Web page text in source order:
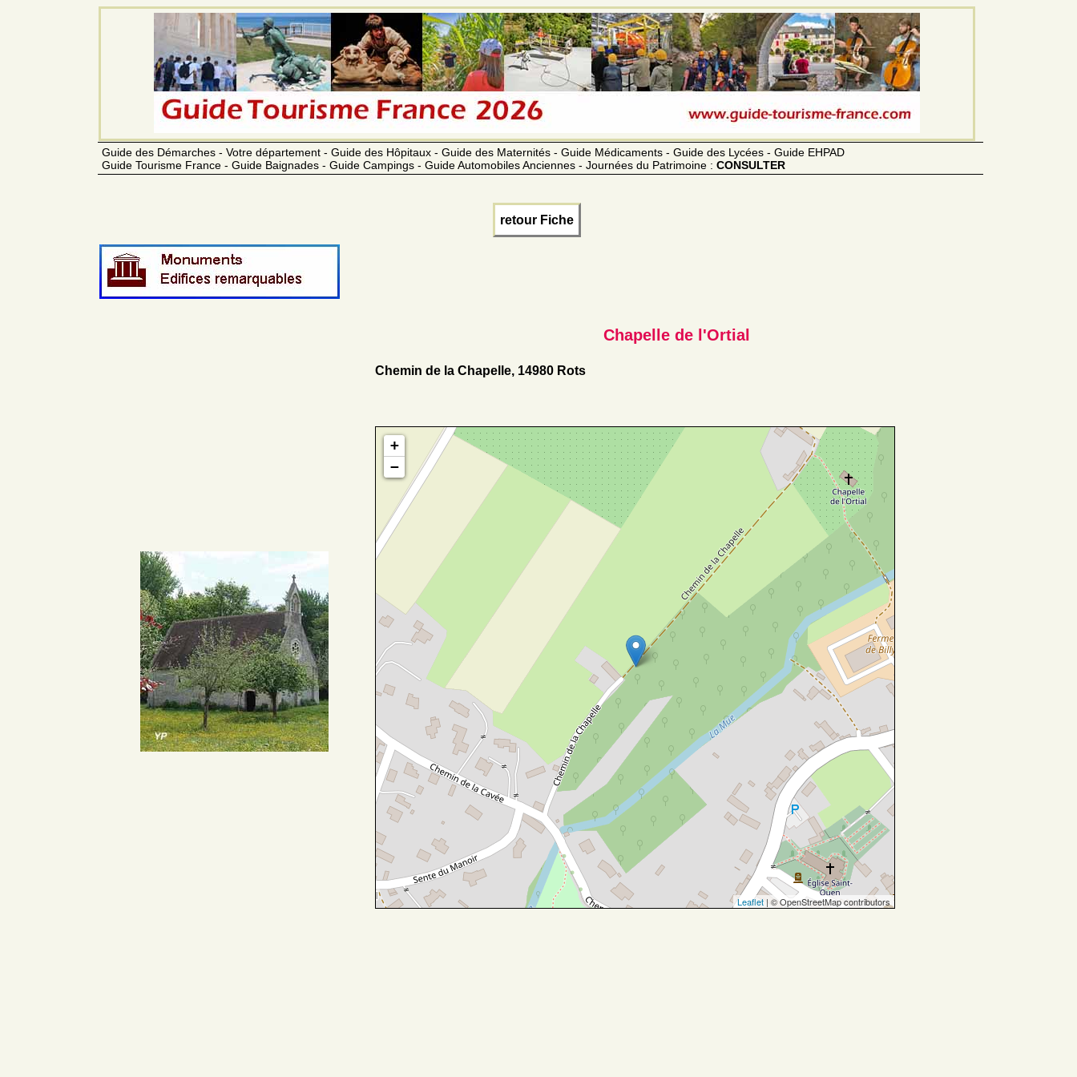
Guide des Démarches - Votre département - Guide des Hôpitaux - Guide des Maternités - Guide Médicaments - Guide des Lycées - Guide EHPAD
Guide Tourisme France - Guide Baignades - Guide Campings - Guide Automobiles Anciennes - Journées du Patrimoine : CONSULTER
retour Fiche
Chapelle de l'Ortial
Chemin de la Chapelle, 14980 Rots
+
−
Leaflet| © OpenStreetMap contributors